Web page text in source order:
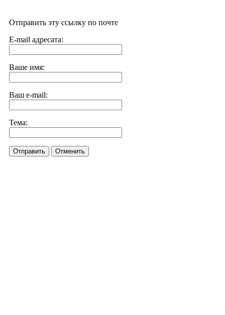
Отправить эту ссылку по почте
E-mail адресата:
Ваше имя:
Ваш e-mail:
Тема:
Отправить Отменить